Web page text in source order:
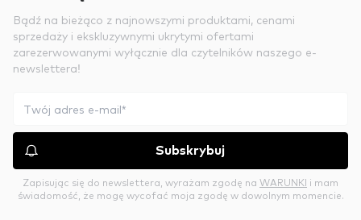
Bądź na bieżąco z najnowszymi produktami, cenami
sprzedaży i ekskluzywnymi ukrytymi ofertami
zarezerwowanymi wyłącznie dla czytelników naszego e-
newslettera!
Subskrybuj
Zapisując się do newslettera, wyrażam zgodę na WARUNKI i mam
świadomość, że mogę wycofać moja zgodę w dowolnym momencie.